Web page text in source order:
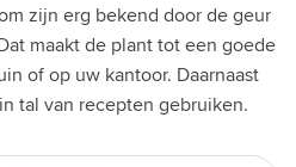
zijn erg bekend door de geur
maakt de plant tot een goede
of op uw kantoor. Daarnaast
tal van recepten gebruiken.